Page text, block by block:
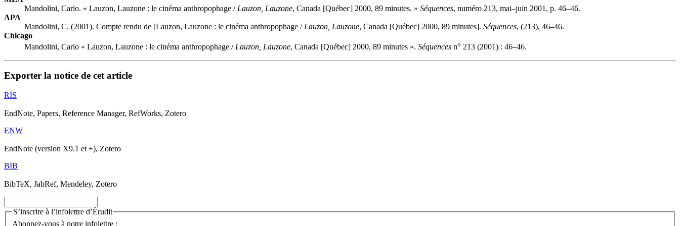
Mandolini, Carlo. « Lauzon, Lauzone : le cinéma anthropophage / Lauzon, Lauzone, Canada [Québec] 2000, 89 minutes. » Séquences, numéro 213, mai–juin 2001, p. 46–46.
APA
Mandolini, C. (2001). Compte rendu de [Lauzon, Lauzone : le cinéma anthropophage / Lauzon, Lauzone, Canada [Québec] 2000, 89 minutes]. Séquences, (213), 46–46.
Chicago
Mandolini, Carlo « Lauzon, Lauzone : le cinéma anthropophage /Lauzon, Lauzone, Canada [Québec] 2000, 89 minutes ». Séquences no 213 (2001) : 46–46.
Exporter la notice de cet article
RIS
EndNote, Papers, Reference Manager, RefWorks, Zotero
ENW
EndNote (version X9.1 et +), Zotero
BIB
BibTeX, JabRef, Mendeley, Zotero
S’inscrire à l’infolettre d’Érudit
Abonnez-vous à notre infolettre :